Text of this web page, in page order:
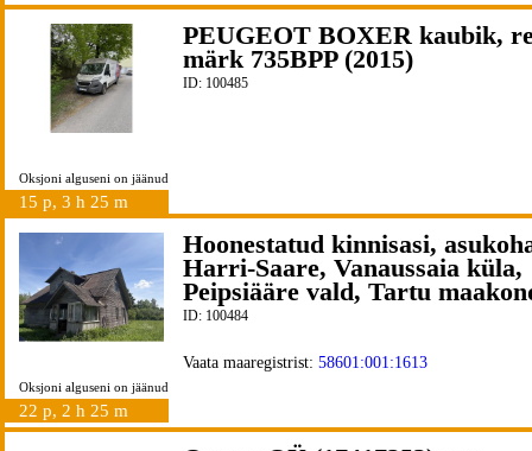
Oksjoni alguseni on jäänud
15 p, 3 h 25 m
PEUGEOT BOXER kaubik,
märk 735BPP (2015)
ID: 100485
Oksjoni alguseni on jäänud
22 p, 2 h 25 m
Hoonestatud kinnisasi,
Harri-Saare, Vanaussaia küla,
Peipsiääre vald, Tartu
ID: 100484
Vaata maaregistrist: 58601:001:1613